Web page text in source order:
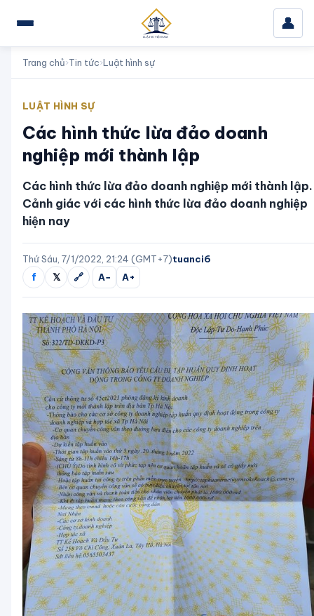
👤
Trang chủ›Tin tức›Luật hình sự
LUẬT HÌNH SỰ
Các hình thức lừa đảo doanh
nghiệp mới thành lập
Các hình thức lừa đảo doanh nghiệp mới thành lập.
Cảnh giác với các hình thức lừa đảo doanh nghiệp
hiện nay
Thứ Sáu, 7/1/2022, 21:24 (GMT+7)tuanci6
f 𝕏 🔗 A− A+